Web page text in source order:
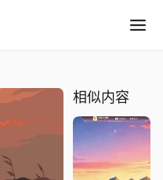
相似内容